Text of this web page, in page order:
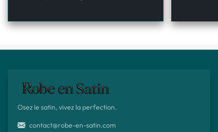
Osez le satin, vivez la perfection.
contact@robe-en-satin.com